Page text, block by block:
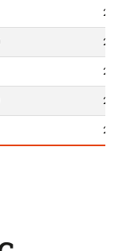
2
2
2
2
2